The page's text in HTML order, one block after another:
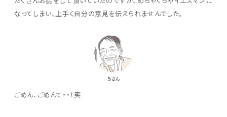
なってしまい、上手く自分の意見を伝えられませんでした。
Sさん
ごめん、ごめんて・・！笑